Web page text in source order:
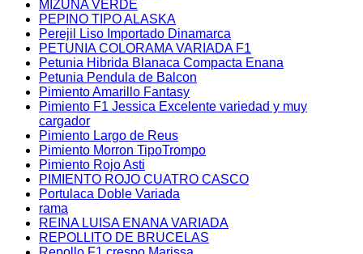
MIZUNA VERDE
PEPINO TIPO ALASKA
Perejil Liso Importado Dinamarca
PETUNIA COLORAMA VARIADA F1
Petunia Hibrida Blanaca Compacta Enana
Petunia Pendula de Balcon
Pimiento Amarillo Fantasy
Pimiento F1 Jessica Excelente variedad y muy
cargador
Pimiento Largo de Reus
Pimiento Morron TipoTrompo
Pimiento Rojo Asti
PIMIENTO ROJO CUATRO CASCO
Portulaca Doble Variada
rama
REINA LUISA ENANA VARIADA
REPOLLITO DE BRUCELAS